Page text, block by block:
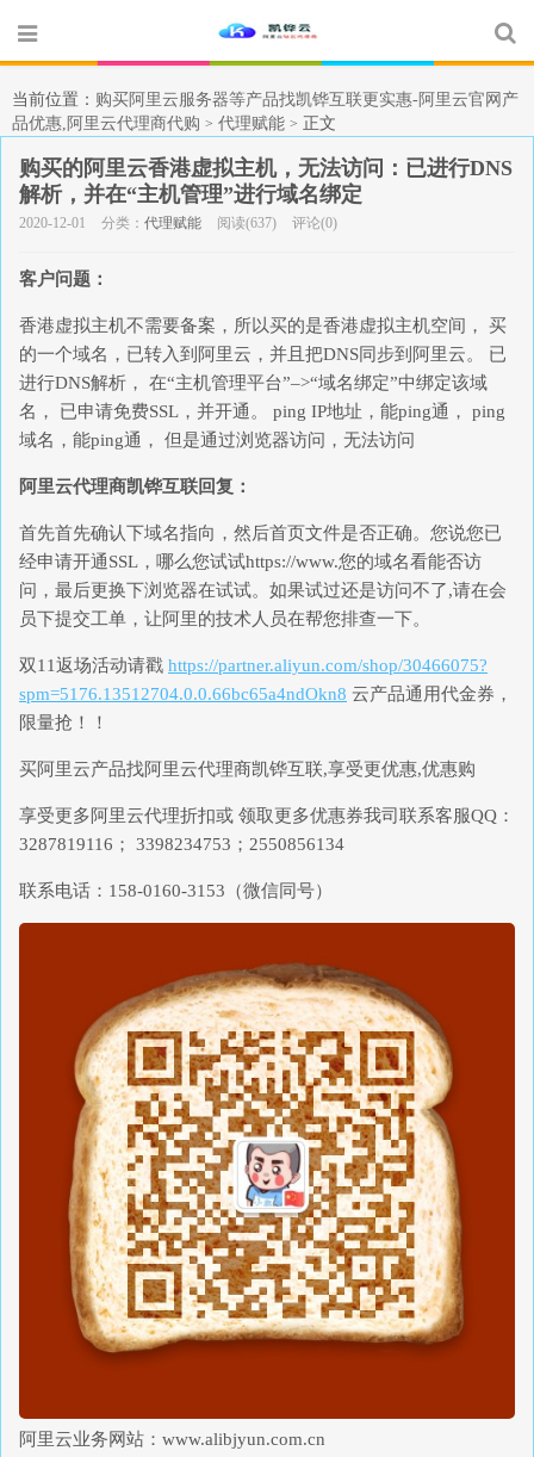
当前位置： 购买阿里云服务器等产品找凯铧互联更实惠-阿里云官网产
品优惠,阿里云代理商代购 > 代理赋能 > 正文
购买的阿里云香港虚拟主机，无法访问：已进行DNS
解析，并在“主机管理”进行域名绑定
2020-12-01 分类： 代理赋能 阅读(637) 评论(0)
客户问题：
香港虚拟主机不需要备案，所以买的是香港虚拟主机空间， 买
的一个域名，已转入到阿里云，并且把DNS同步到阿里云。 已
进行DNS解析， 在“主机管理平台”–>“域名绑定”中绑定该域
名， 已申请免费SSL，并开通。 ping IP地址，能ping通， ping
域名，能ping通， 但是通过浏览器访问，无法访问
阿里云代理商凯铧互联回复：
首先首先确认下域名指向，然后首页文件是否正确。您说您已
经申请开通SSL，哪么您试试https://www.您的域名看能否访
问，最后更换下浏览器在试试。如果试过还是访问不了,请在会
员下提交工单，让阿里的技术人员在帮您排查一下。
双11返场活动请戳 https://partner.aliyun.com/shop/30466075?
spm=5176.13512704.0.0.66bc65a4ndOkn8 云产品通用代金券，
限量抢！！
买阿里云产品找阿里云代理商凯铧互联,享受更优惠,优惠购
享受更多阿里云代理折扣或 领取更多优惠券我司联系客服QQ：
3287819116； 3398234753；2550856134
联系电话：158-0160-3153（微信同号）
阿里云业务网站：www.alibjyun.com.cn